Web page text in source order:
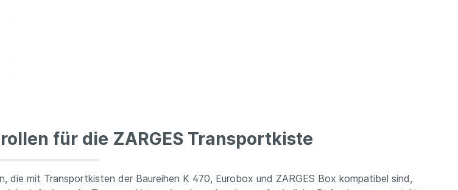
für die ZARGES Transportkiste
mit Transportkisten der Baureihen K 470, Eurobox und ZARGES Box kompatibel sind,